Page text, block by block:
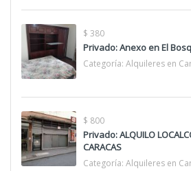
$ 380
Privado: Anexo en El
Categoría: Alquileres en
$ 800
Privado: ALQUILO
CARACAS
Categoría: Alquileres en